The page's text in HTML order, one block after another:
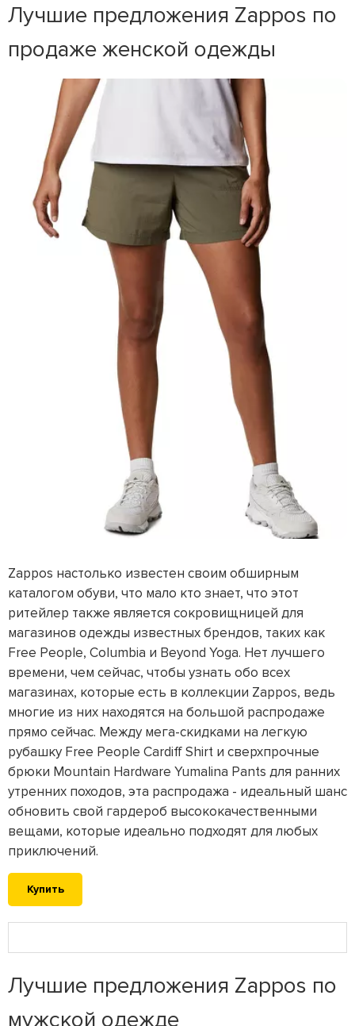
Лучшие предложения Zappos по
продаже женской одежды
Zappos настолько известен своим обширным
каталогом обуви, что мало кто знает, что этот
ритейлер также является сокровищницей для
магазинов одежды известных брендов, таких как
Free People, Columbia и Beyond Yoga. Нет лучшего
времени, чем сейчас, чтобы узнать обо всех
магазинах, которые есть в коллекции Zappos, ведь
многие из них находятся на большой распродаже
прямо сейчас. Между мега-скидками на легкую
рубашку Free People Cardiff Shirt и сверхпрочные
брюки Mountain Hardware Yumalina Pants для ранних
утренних походов, эта распродажа - идеальный шанс
обновить свой гардероб высококачественными
вещами, которые идеально подходят для любых
приключений.
Купить
Лучшие предложения Zappos по
мужской одежде